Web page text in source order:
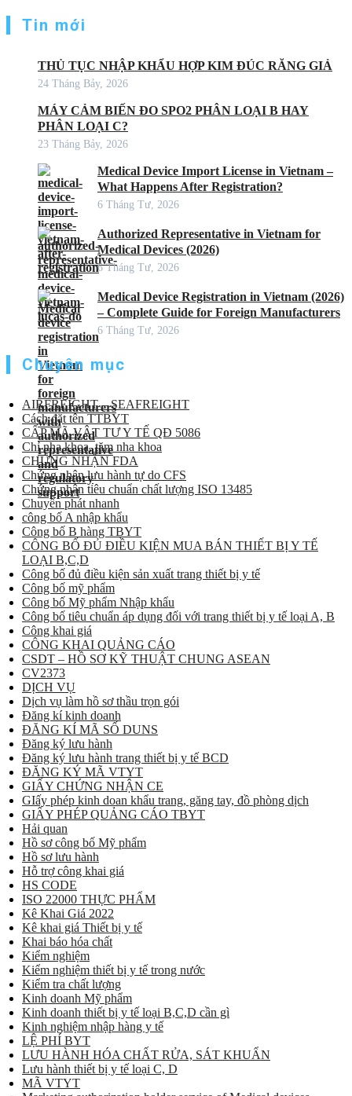
Tin mới
THỦ TỤC NHẬP KHẨU HỢP KIM ĐÚC RĂNG GIẢ
24 Tháng Bảy, 2026
MÁY CẢM BIẾN ĐO SPO2 PHÂN LOẠI B HAY
PHÂN LOẠI C?
23 Tháng Bảy, 2026
Medical Device Import License in Vietnam –
What Happens After Registration?
6 Tháng Tư, 2026
Authorized Representative in Vietnam for
Medical Devices (2026)
6 Tháng Tư, 2026
Medical Device Registration in Vietnam (2026)
– Complete Guide for Foreign Manufacturers
6 Tháng Tư, 2026
Chuyên mục
AIRFREIGHT – SEAFREIGHT
Cách đặt tên TTBYT
CẤP MÃ VẬT TƯ Y TẾ QĐ 5086
Chỉ nha khoa, tăm nha khoa
CHỨNG NHẬN FDA
Chứng nhận lưu hành tự do CFS
Chứng nhận tiêu chuẩn chất lượng ISO 13485
Chuyển phát nhanh
công bố A nhập khẩu
Công bố B hàng TBYT
CÔNG BỐ ĐỦ ĐIỀU KIỆN MUA BÁN THIẾT BỊ Y TẾ
LOẠI B,C,D
Công bố đủ điều kiện sản xuất trang thiết bị y tế
Công bố mỹ phẩm
Công bố Mỹ phẩm Nhập khẩu
Công bố tiêu chuẩn áp dụng đối với trang thiết bị y tế loại A, B
Công khai giá
CÔNG KHAI QUẢNG CÁO
CSDT – HỒ SƠ KỸ THUẬT CHUNG ASEAN
CV2373
DỊCH VỤ
Dịch vụ làm hồ sơ thầu trọn gói
Đăng kí kinh doanh
ĐĂNG KÍ MÃ SỐ DUNS
Đăng ký lưu hành
Đăng ký lưu hành trang thiết bị y tế BCD
ĐĂNG KÝ MÃ VTYT
GIẤY CHỨNG NHẬN CE
GIấy phép kinh doan khẩu trang, găng tay, đồ phòng dịch
GIẤY PHÉP QUẢNG CÁO TBYT
Hải quan
Hồ sơ công bố Mỹ phẩm
Hồ sơ lưu hành
Hỗ trợ công khai giá
HS CODE
ISO 22000 THỰC PHẨM
Kê Khai Giá 2022
Kê khai giá Thiết bị y tế
Khai báo hóa chất
Kiểm nghiệm
Kiểm nghiệm thiết bị y tế trong nước
Kiểm tra chất lượng
Kinh doanh Mỹ phẩm
Kinh doanh thiết bị y tế loại B,C,D cần gì
Kinh nghiệm nhập hàng y tế
LỆ PHÍ BYT
LƯU HÀNH HÓA CHẤT RỬA, SÁT KHUẨN
Lưu hành thiết bị y tế loại C, D
MÃ VTYT